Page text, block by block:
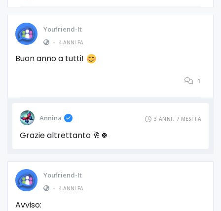
Youfriend-It
•
4 ANNI FA
Buon anno a tutti!
1
Annina 3 ANNI, 7 MESI FA
Grazie altrettanto 🥂🍀
Youfriend-It
•
4 ANNI FA
Avviso: